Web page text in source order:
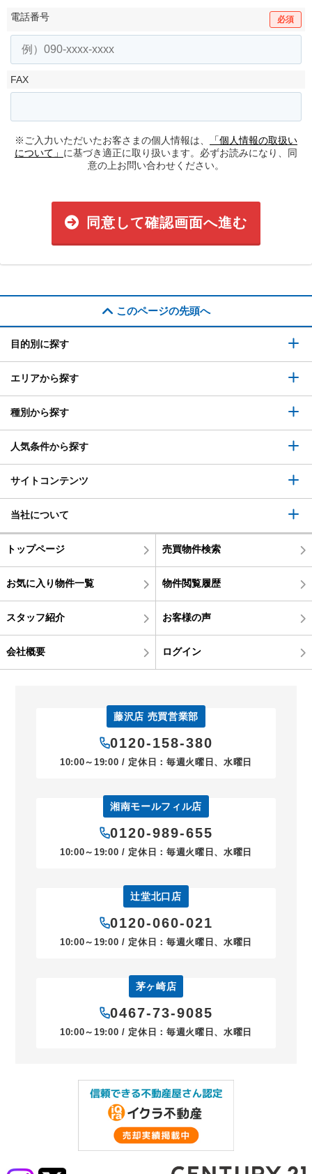
電話番号 必須
FAX
※ご入力いただいたお客さまの個人情報は、
「個人情報の取扱い
について」 に基づき適正に取り扱います。必ずお読みになり、同
意の上お問い合わせください。
同意して確認画面へ進む
このページの先頭へ
目的別に探す
エリアから探す
種別から探す
人気条件から探す
サイトコンテンツ
当社について
トップページ 売買物件検索
お気に入り物件一覧 物件閲覧履歴
スタッフ紹介 お客様の声
会社概要 ログイン
藤沢店 売買営業部
0120-158-380
10:00～19:00 / 定休日：毎週火曜日、水曜日
湘南モールフィル店
0120-989-655
10:00～19:00 / 定休日：毎週火曜日、水曜日
辻堂北口店
0120-060-021
10:00～19:00 / 定休日：毎週火曜日、水曜日
茅ヶ崎店
0467-73-9085
10:00～19:00 / 定休日：毎週火曜日、水曜日